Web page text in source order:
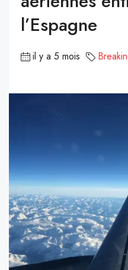
l’Espagne
il y a 5 mois